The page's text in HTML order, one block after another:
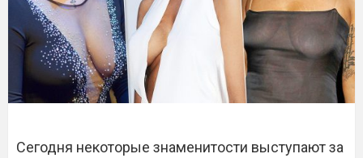
Сегодня некоторые знаменитости выступают за